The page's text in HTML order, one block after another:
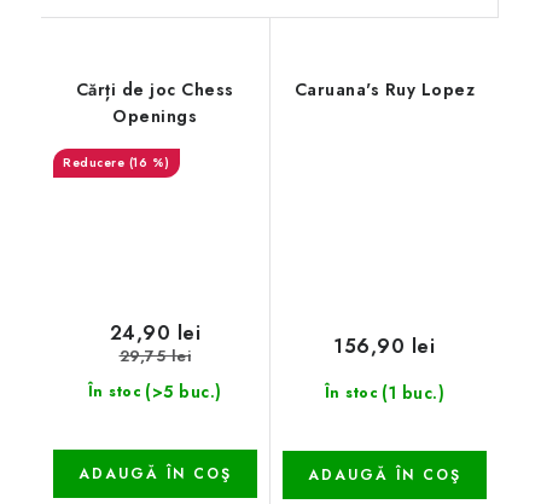
Cărți de joc Chess
Openings
(16 %)
În stoc (>5 buc.)
24,90 lei
29,75 lei
ADAUGĂ ÎN COŞ
Caruana's Ruy Lopez
În stoc (1 buc.)
156,90 lei
ADAUGĂ ÎN COŞ